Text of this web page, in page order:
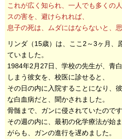
これが広く知られ、一人でも多くの
スの害を、避けられれば、
息子の死は、ムダにはならないと、思
リンダ（15歳）は、ここ2～3ヶ月、
ていました。
1984年2月27日、学校の先生が、青
しまう彼女を、校医に診せると、
その日の内に入院することになり、
な白血病だと、聞かされました。
骨髄まで、ガンに侵されていたのです
その週の内に、最初の化学療法が始
がらも、ガンの進行を遅めました。